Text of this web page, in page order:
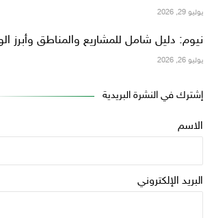
يوليو 29, 2026
نيوم: دليل شامل للمشاريع والمناطق وأبرز
يوليو 26, 2026
إشترك في النشرة البريدية
الاسم
البريد الإلكتروني